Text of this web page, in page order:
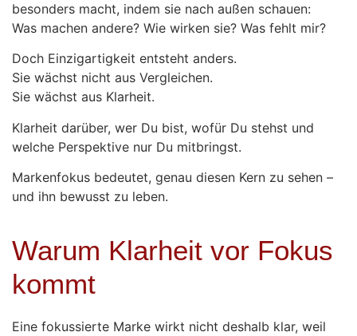
besonders macht, indem sie nach außen schauen:
Was machen andere? Wie wirken sie? Was fehlt mir?
Doch Einzigartigkeit entsteht anders.
Sie wächst nicht aus Vergleichen.
Sie wächst aus Klarheit.
Klarheit darüber, wer Du bist, wofür Du stehst und
welche Perspektive nur Du mitbringst.
Markenfokus bedeutet, genau diesen Kern zu sehen –
und ihn bewusst zu leben.
Warum Klarheit vor Fokus
kommt
Eine fokussierte Marke wirkt nicht deshalb klar, weil